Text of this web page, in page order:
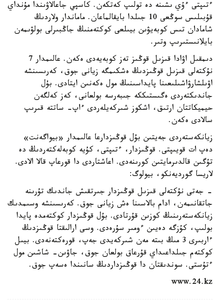
ءتىپتى ءۇي ىشىنە دە تولىپ كەتكەن. كاسپي جاعالاۋىندا مۇنداي
قۇبىلىس سوڭعى 10 جىلدا بايقالماعان. ماماندار ولاردىڭ
شامادان تىس كوبەيۋىن بيىلعى كوكتەمنىڭ جاڭبىرلى بولۋىمەن
بايلانىستىرىپ وتىر.
دىمقىل اۋادا قىزىل قوڭىز تەز كوبەيەدى ەكەن. عالىمدار 7
نۇكتەلى قىزىل قوڭىزدىڭ ەشكىمگە زيانى جوق، كەرىسىنشە
اۋىلشارۋاشىلىعىنا پايداسىنىڭ مول ەكەنىن ايتادى. بۇل
جاندىكتەردى ەگىستىككە جىبەرسە بولعانى، كەز كەلگەن
حيميكاتتان ارتىق، اشكوز شىركەيلەردى ءاپ- ساتتە قىرىپ
سالادى ەكەن.
زيانكەستەردى جەيتىن بۇل قوڭىزدارعا عالىمدار «بيواگەنت»
دەپ ات قويىپتى. قوڭىزدار، ءتىپتى، كۇيە كوبەلەكتەردىڭ دە
تۇگىن قالدىرمايتىن كورىنەدى. اعاشتاردى دا قورعاپ قالا الادى.
لاريسا گورديەنكو، بيولوگ:
- جەتى نۇكتەلى قىزىل قوڭىزدار جىرتقىش جاندىك تۇرىنە
جاتقانىمەن، ادام بالاسىنا ەش زيانى جوق. كەرىسىنشە وسىمدىك
زيانكەستەرىنىڭ كوزىن قۇرتادى. بۇل قوڭىزدار كوكتەمدە پايدا
بولىپ، كۇزگە دەيىن ءومىر سۇرەدى. وسى ارالىقتا قوڭىزدىڭ
ءاربىرى 3 مىڭ بىتە مەن شىركەيدى جەپ، قورەكتەنەدى. بيىل
كوكتەم جىلداعىداي قۇرعاق بولعان جوق، جاۋىن- شاشىن مول
ءتۇستى. سوندىقتان دا قوڭىزداردىڭ سانىندا ەسەپ جوق.
www.24.kz